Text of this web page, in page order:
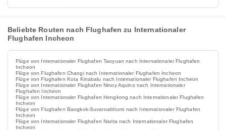
Beliebte Routen nach Flughafen zu Internationaler
Flughafen Incheon
Flüge von Internationaler Flughafen Taoyuan nach Internationaler Flughafen
Incheon
Flüge von Flughafen Changi nach Internationaler Flughafen Incheon
Flüge von Flughafen Kota Kinabalu nach Internationaler Flughafen Incheon
Flüge von Internationaler Flughafen Ninoy Aquino nach Internationaler
Flughafen Incheon
Flüge von Internationaler Flughafen Hongkong nach Internationaler Flughafen
Incheon
Flüge von Flughafen Bangkok-Suvarnabhumi nach Internationaler Flughafen
Incheon
Flüge von Internationaler Flughafen Narita nach Internationaler Flughafen
Incheon